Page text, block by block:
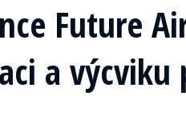
Future
a výcviku